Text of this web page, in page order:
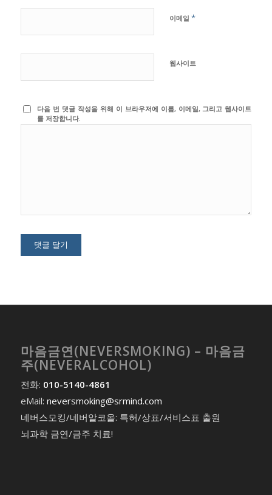
이메일 *
웹사이트
다음 번 댓글 작성을 위해 이 브라우저에 이름, 이메일, 그리고 웹사이트
를 저장합니다.
마음금연(NEVERSMOKING) – 마음금
주(NEVERALCOHOL)
전화: 010-5140-4861
eMail: neversmoking@srmind.com
네버스모킹/네버알코올: 특허/상표/서비스표 출원
뇌과학 금연/금주 치료!